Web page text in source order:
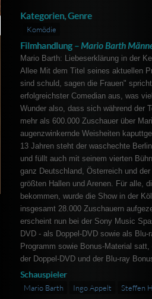
Kategorien, Genre
Komödie
Filmhandlung – Mario Barth
Mario Barth: Liebeserklärung in der
Allee Mit dem Titel seines aktuellen
sind schuld, sagen die Frauen"
erfolgreichster Comedian aus, was
Wunder also, dass sich während der
mehr als 600.000 Zuschauer über
augenzwinkernde Weisheiten
13 Jahren steht der waschechte
und füllt auch mit seinem vierten
ganz Deutschland, Österreich und
größten Hallen und Arenen. Für alle,
bekommen, wurde die Show in der
insgesamt 28.000 Zuschauern
erscheint nun bei der Sony Music
DVD - als Doppel-DVD sowie als Blu-
Programm sowie Bonus-Material
der Doppel-DVD und der Blu-ray
Schauspieler
Mario Barth Ingo Appelt Steffen